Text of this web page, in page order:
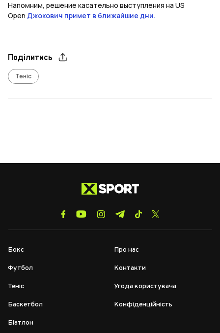
Напомним, решение касательно выступления на US
Open Джокович примет в ближайшие дни.
Поділитись
Теніс
Бокс
Футбол
Теніс
Баскетбол
Біатлон
Про нас
Контакти
Угода користувача
Конфіденційність